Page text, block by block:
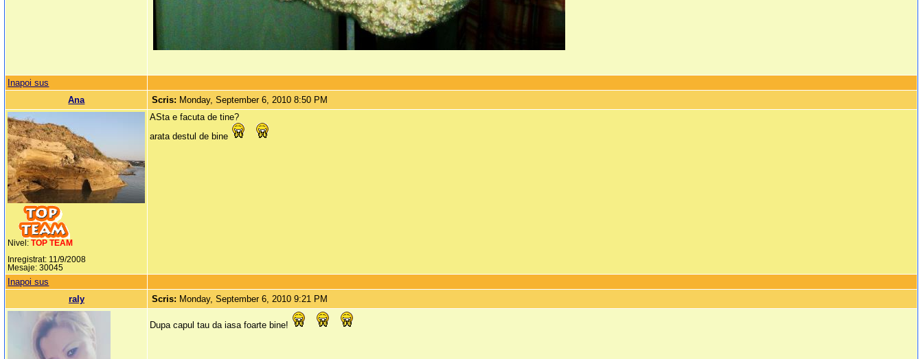
Inapoi sus
Ana
Scris: Monday, September 6, 2010 8:50 PM
Nivel:TOP TEAM
Inregistrat: 11/9/2008
Mesaje: 30045
ASta e facuta de tine?
arata destul de bine
Inapoi sus
raly
Scris: Monday, September 6, 2010 9:21 PM
Dupa capul tau da iasa foarte bine!